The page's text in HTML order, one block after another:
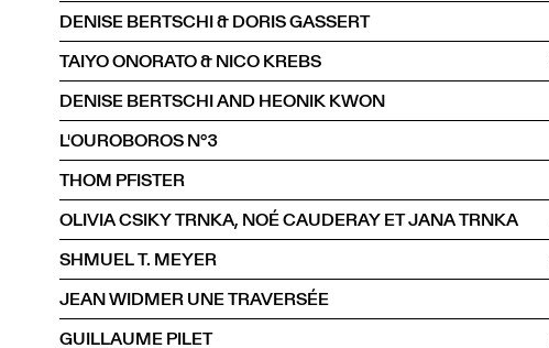
DENISE BERTSCHI & DORIS GASSERT
TAIYO ONORATO & NICO KREBS
DENISE BERTSCHI AND HEONIK KWON
L'OUROBOROS N°3
THOM PFISTER
OLIVIA CSIKY TRNKA, NOÉ CAUDERAY ET JANA TRNKA
SHMUEL T. MEYER
JEAN WIDMER UNE TRAVERSÉE
GUILLAUME PILET